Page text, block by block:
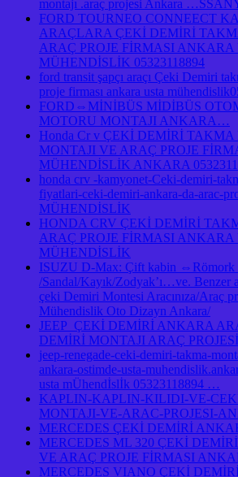
montajı .araç projesi Ankara
FORD TOURNEO CONNEECT
ARAÇLARA ÇEKİ DEMİRİ
ARAÇ PROJE FİRMASI ANKARA
MÜHENDİSLİK 05323118894
ford transit şapçı araçı Çeki Demiri
proje firması ankara usta
FORD⇔MİNİBÜS MİDİBÜS
MOTORU MONTAJI ANKARA…
Honda Cr v ÇEKİ DEMİRİ
MONTAJI VE ARAÇ PROJE
MÜHENDİSLİK ANKARA
honda crv -kamyonet-Ceki-demiri-
fiyatlari-ceki-demiri-ankara-da-arac-
MÜHENDİSLİK
HONDA CRV ÇEKİ DEMİRİ
ARAÇ PROJE FİRMASI ANKARA
MÜHENDİSLİK
ISUZU D-Max: Çift kabin ⇔Römork
/Sandal/Kayık/Zodyak’ı…ve. Benzer
çeki Demiri Montesi Aracınıza/Araç
Mühendislik Oto Dizayn Ankara/
JEEP ÇEKİ DEMİRİ ANKARA
DEMİRİ MONTAJI ARAÇ
jeep-renegade-ceki-demiri-takma-
ankara-ostimde-usta-
usta mÜhendİslİk 05323118894 …
KAPLIN-KAPLIN-KILIDI-VE-
MONTAJI-VE-ARAC-PROJESI-
MERCEDES ÇEKİ DEMİRİ
MERCEDES ML 320 ÇEKİ
VE ARAÇ PROJE FİRMASI
MERCEDES VIANO ÇEKİ